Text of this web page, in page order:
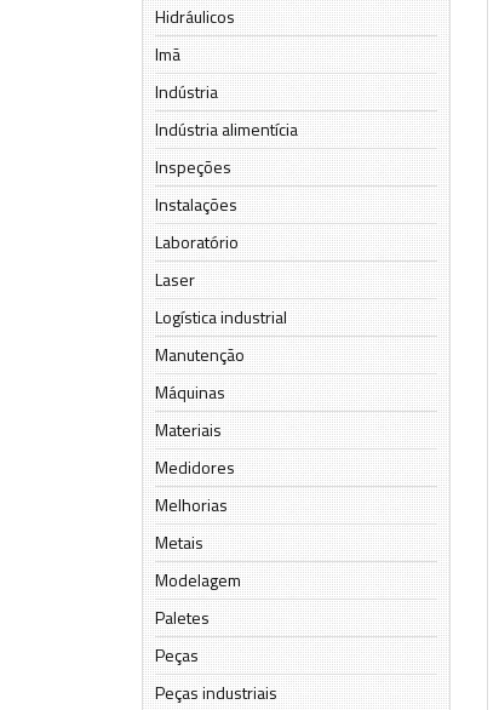
Hidráulicos
Imã
Indústria
Indústria alimentícia
Inspeções
Instalações
Laboratório
Laser
Logística industrial
Manutenção
Máquinas
Materiais
Medidores
Melhorias
Metais
Modelagem
Paletes
Peças
Peças industriais